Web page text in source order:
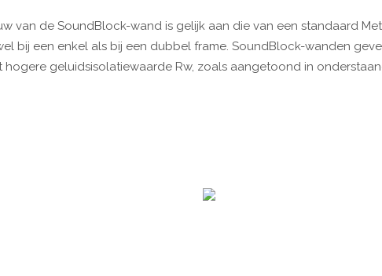
van de SoundBlock-wand is gelijk aan die van een standaard
bij een enkel als bij een dubbel frame. SoundBlock-wanden
hogere geluidsisolatiewaarde Rw, zoals aangetoond in